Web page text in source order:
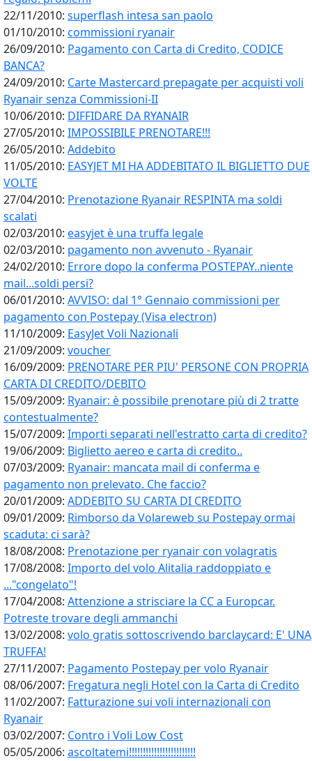
22/11/2010: superflash intesa san paolo
01/10/2010: commissioni ryanair
26/09/2010: Pagamento con Carta di Credito, CODICE
BANCA?
24/09/2010: Carte Mastercard prepagate per acquisti voli
Ryanair senza Commissioni-II
10/06/2010: DIFFIDARE DA RYANAIR
27/05/2010: IMPOSSIBILE PRENOTARE!!!
26/05/2010: Addebito
11/05/2010: EASYJET MI HA ADDEBITATO IL BIGLIETTO DUE
VOLTE
27/04/2010: Prenotazione Ryanair RESPINTA ma soldi
scalati
02/03/2010: easyjet è una truffa legale
02/03/2010: pagamento non avvenuto - Ryanair
24/02/2010: Errore dopo la conferma POSTEPAY..niente
mail...soldi persi?
06/01/2010: AVVISO: dal 1° Gennaio commissioni per
pagamento con Postepay (Visa electron)
11/10/2009: EasyJet Voli Nazionali
21/09/2009: voucher
16/09/2009: PRENOTARE PER PIU' PERSONE CON PROPRIA
CARTA DI CREDITO/DEBITO
15/09/2009: Ryanair: è possibile prenotare più di 2 tratte
contestualmente?
15/07/2009: Importi separati nell'estratto carta di credito?
19/06/2009: Biglietto aereo e carta di credito..
07/03/2009: Ryanair: mancata mail di conferma e
pagamento non prelevato. Che faccio?
20/01/2009: ADDEBITO SU CARTA DI CREDITO
09/01/2009: Rimborso da Volareweb su Postepay ormai
scaduta: ci sarà?
18/08/2008: Prenotazione per ryanair con volagratis
17/08/2008: Importo del volo Alitalia raddoppiato e
..."congelato"!
17/04/2008: Attenzione a strisciare la CC a Europcar.
Potreste trovare degli ammanchi
13/02/2008: volo gratis sottoscrivendo barclaycard: E' UNA
TRUFFA!
27/11/2007: Pagamento Postepay per volo Ryanair
08/06/2007: Fregatura negli Hotel con la Carta di Credito
11/02/2007: Fatturazione sui voli internazionali con
Ryanair
03/02/2007: Contro i Voli Low Cost
05/05/2006: ascoltatemi!!!!!!!!!!!!!!!!!!!!!!!!